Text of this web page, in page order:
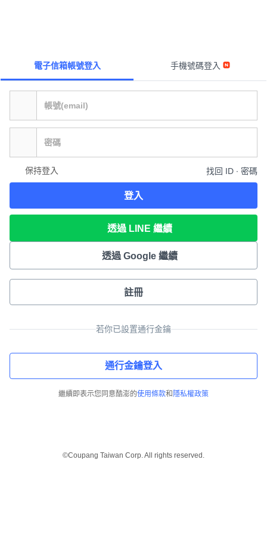
電子信箱帳號登入 手機號碼登入
保持登入 找回 ID ∙ 密碼
登入
透過 LINE 繼續
透過 Google 繼續
註冊
若你已設置通行金鑰
通行金鑰登入
繼續即表示您同意酷澎的使用條款和 隱私權政策
©Coupang Taiwan Corp. All rights reserved.